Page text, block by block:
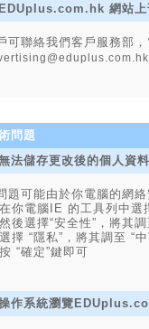
網站上
可聯絡我們客戶服務部
問題
法儲存更改後的個人資
題可能由於你電腦的網
你電腦IE 的工具列中選
後選擇“安全性”，將其
擇 “隱私”，將其調至 “中
“確定”鍵即可
作系統瀏覽